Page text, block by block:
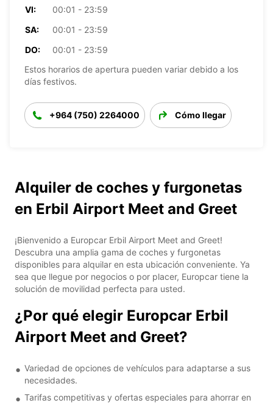
VI:
00:01 - 23:59
SA:
00:01 - 23:59
DO:
00:01 - 23:59
Estos horarios de apertura pueden variar debido a los
días festivos.
+964 (750) 2264000 Cómo llegar
Alquiler de coches y furgonetas
en Erbil Airport Meet and Greet
¡Bienvenido a Europcar Erbil Airport Meet and Greet!
Descubra una amplia gama de coches y furgonetas
disponibles para alquilar en esta ubicación conveniente. Ya
sea que llegue por negocios o por placer, Europcar tiene la
solución de movilidad perfecta para usted.
¿Por qué elegir Europcar Erbil
Airport Meet and Greet?
Variedad de opciones de vehículos para adaptarse a sus
necesidades.
Tarifas competitivas y ofertas especiales para ahorrar en